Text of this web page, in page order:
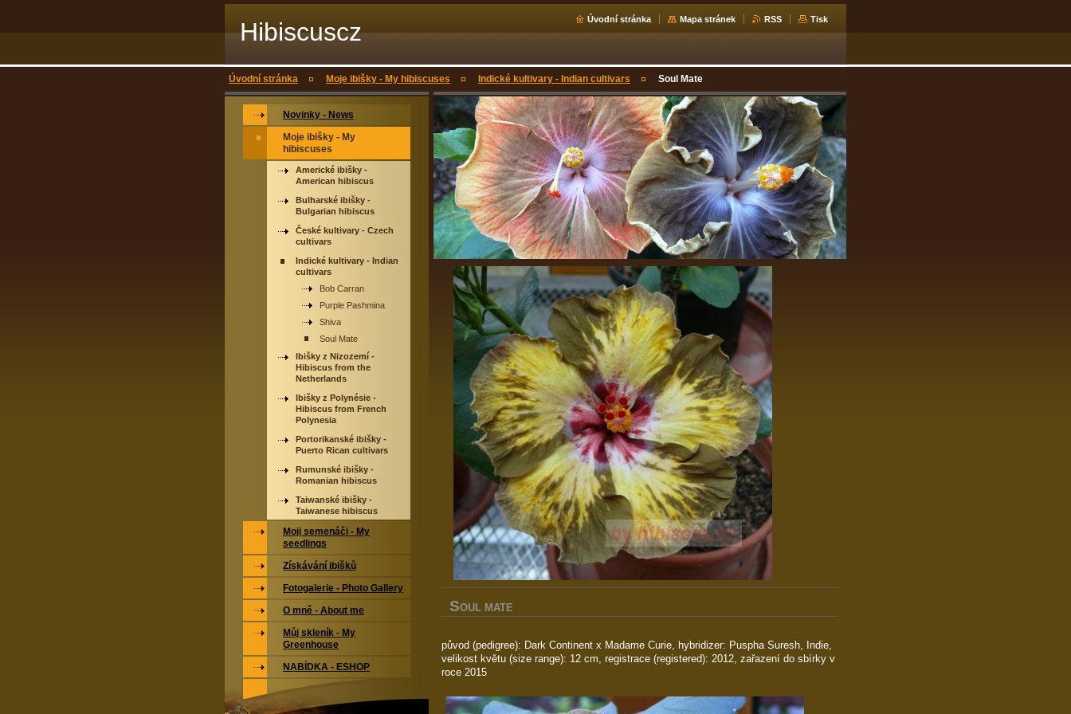
Hibiscuscz Úvodní stránka Mapa stránek RSS Tisk
Úvodní stránka Moje ibišky - My hibiscuses Indické kultivary - Indian cultivars Soul Mate
SOUL MATE
původ (pedigree): Dark Continent x Madame Curie, hybridizer: Puspha Suresh, Indie,
velikost květu (size range): 12 cm, registrace (registered): 2012, zařazení do sbírky v
roce 2015
Novinky - News
Moje ibišky - My
hibiscuses
Americké ibišky -
American hibiscus
Bulharské ibišky -
Bulgarian hibiscus
České kultivary - Czech
cultivars
Indické kultivary - Indian
cultivars
Bob Carran
Purple Pashmina
Shiva
Soul Mate
Ibišky z Nizozemí -
Hibiscus from the
Netherlands
Ibišky z Polynésie -
Hibiscus from French
Polynesia
Portorikanské ibišky -
Puerto Rican cultivars
Rumunské ibišky -
Romanian hibiscus
Taiwanské ibišky -
Taiwanese hibiscus
Moji semenáči - My
seedlings
Získávání ibišků
Fotogalerie - Photo Gallery
O mně - About me
Můj skleník - My
Greenhouse
NABÍDKA - ESHOP